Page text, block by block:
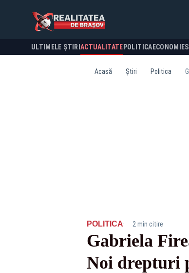
ULTIMELE ȘTIRI ACTUALITATE POLITICA ECONOMIE
Acasă Știri Politica
POLITICA· 2 min citire
Gabriela
Noi drepturi